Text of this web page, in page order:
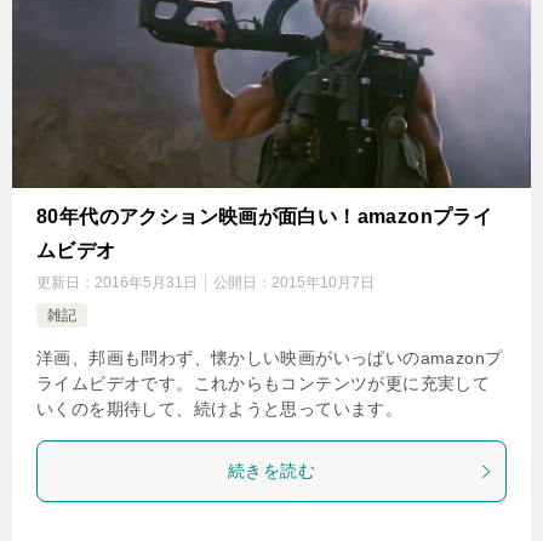
80年代のアクション映画が面白い！amazonプライ
ムビデオ
更新日： 2016年5月31日 公開日： 2015年10月7日
雑記
洋画、邦画も問わず、懐かしい映画がいっぱいのamazonプ
ライムビデオです。これからもコンテンツが更に充実して
いくのを期待して、続けようと思っています。
続きを読む